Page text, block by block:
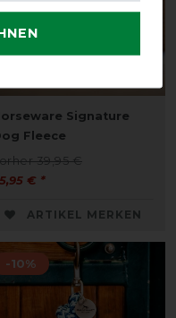
Signature
Fleece
39,95 €
€ *
ARTIKEL MERKEN
-10%